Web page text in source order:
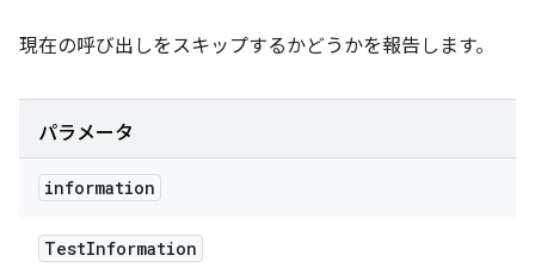
現在の呼び出しをスキップするかどうかを報告します。
パラメータ
information
TestInformation